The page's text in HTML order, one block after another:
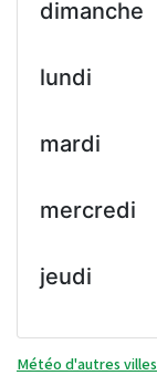
dimanche
lundi
mardi
mercredi
jeudi
Météo d'autres villes